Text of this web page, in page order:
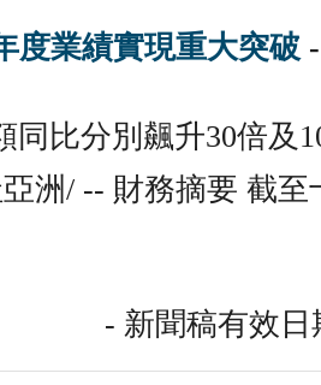
度業績實現重大突破
同比分別飆升30倍及
洲/ -- 財務摘要 截
- 新聞稿有效日